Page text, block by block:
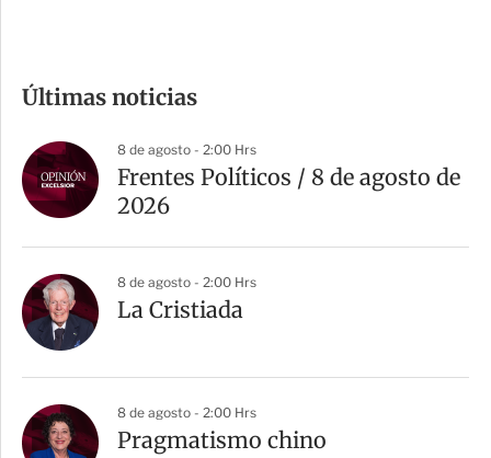
p
a
r
t
Últimas noticias
8 de agosto - 2:00 Hrs
Frentes Políticos / 8 de agosto de
2026
8 de agosto - 2:00 Hrs
La Cristiada
8 de agosto - 2:00 Hrs
Pragmatismo chino